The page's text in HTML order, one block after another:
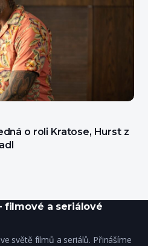
o roli Kratose, Hurst z
filmové a seriálové
světě filmů a seriálů. Přinášíme